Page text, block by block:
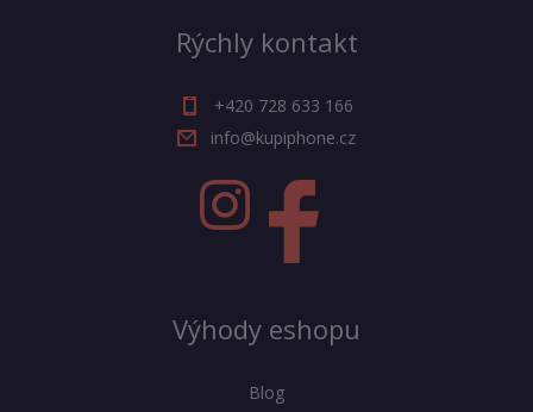
Rýchly kontakt
+420 728 633 166
info@kupiphone.cz
Výhody eshopu
Blog